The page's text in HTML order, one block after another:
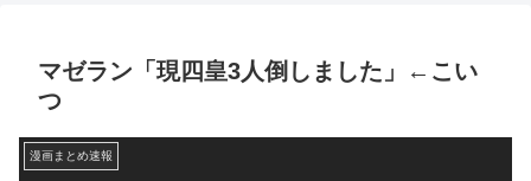
マゼラン「現四皇3人倒しました」←こい
つ
漫画まとめ速報